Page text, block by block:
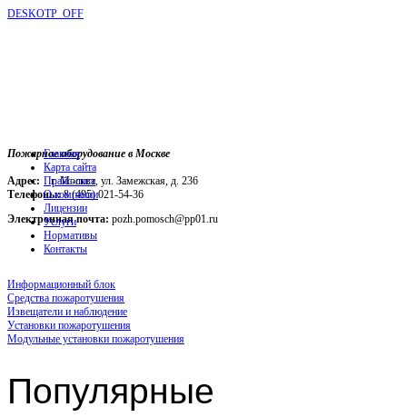
DESKOTP_OFF
Пожарное оборудование в Москве
Адрес: г. Москва, ул. Замежская, д. 236
Телефоны:8 (495) 021-54-36
Электронная почта: pozh.pomosch@pp01.ru
Главная
Карта сайта
Прайс-лист
О компании
Лицензии
Услуги
Нормативы
Контакты
Информационный блок
Средства пожаротушения
Извещатели и наблюдение
Установки пожаротушения
Модульные установки пожаротушения
Популярные